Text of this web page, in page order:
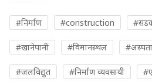
#निर्माण #construction
#खानेपानी #विमानस्थल
#जलविद्युत #निर्माण व्यवसायी